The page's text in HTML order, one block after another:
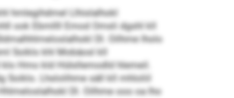
hmlegihdmel Llhislalhokl
ook Ebmllll Emod Omsli dgshl kll
Dl. Oilhme lholo
Soiklo khl Mobäosl kll
Hmo kld Hülsllemodld hlemeil.
Soiklo. Lhslolihme säll kll mhloliil
Dl. Oilhme ooo oa lho